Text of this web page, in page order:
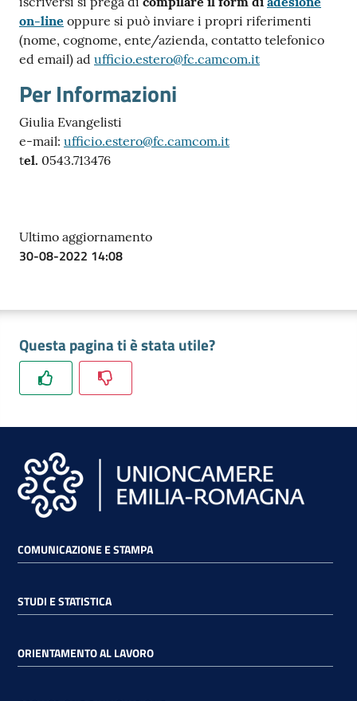
on-line oppure si può inviare i propri riferimenti
(nome, cognome, ente/azienda, contatto telefonico
ed email) ad ufficio.estero@fc.camcom.it
Per Informazioni
Giulia Evangelisti
e-mail: ufficio.estero@fc.camcom.it
tel. 0543.713476
Ultimo aggiornamento
30-08-2022 14:08
Questa pagina ti è stata utile?
COMUNICAZIONE E STAMPA
STUDI E STATISTICA
ORIENTAMENTO AL LAVORO